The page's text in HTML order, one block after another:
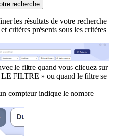
recherche
les résultats de votre recherche
critères présents sous les critères
le filtre quand vous cliquez sur
FILTRE » ou quand le filtre se
compteur indique le nombre